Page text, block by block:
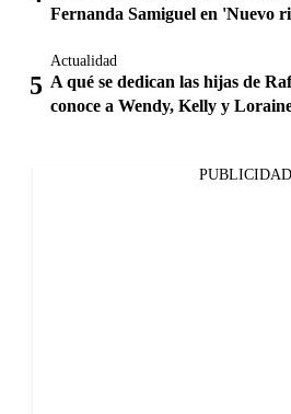
Fernanda Samiguel en 'Nuevo
Actualidad
A qué se dedican las hijas de
conoce a Wendy, Kelly y
PUBLICIDAD